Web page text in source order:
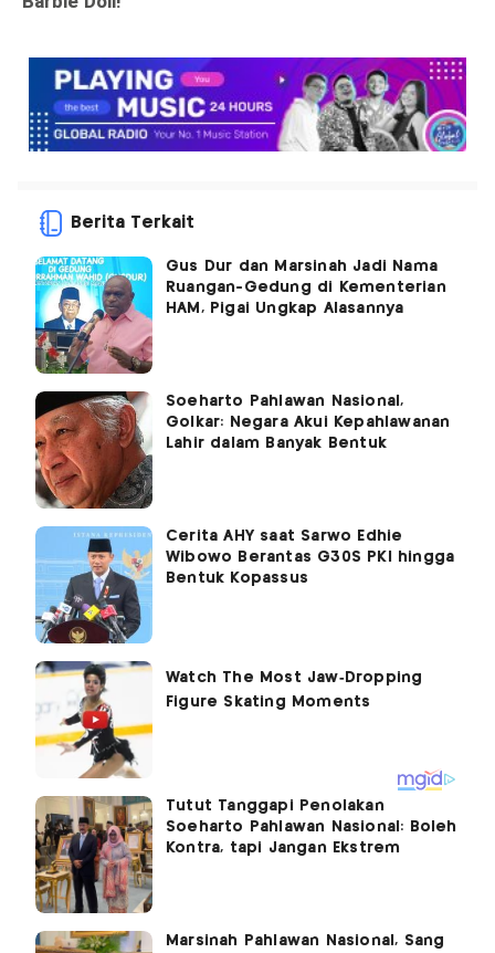
Berita Terkait
Gus Dur dan Marsinah Jadi Nama
Ruangan-Gedung di Kementerian
HAM, Pigai Ungkap Alasannya
Soeharto Pahlawan Nasional,
Golkar: Negara Akui Kepahlawanan
Lahir dalam Banyak Bentuk
Cerita AHY saat Sarwo Edhie
Wibowo Berantas G30S PKI hingga
Bentuk Kopassus
Tutut Tanggapi Penolakan
Soeharto Pahlawan Nasional: Boleh
Kontra, tapi Jangan Ekstrem
Marsinah Pahlawan Nasional, Sang